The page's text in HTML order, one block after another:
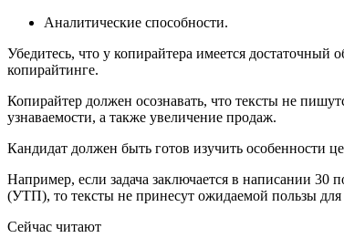
Аналитические способности.
Убедитесь, что у копирайтера имеется
копирайтинге.
Копирайтер должен осознавать, что тексты не
узнаваемости, а также увеличение продаж.
Кандидат должен быть готов изучить особенности
Например, если задача заключается в написании
(УТП), то тексты не принесут ожидаемой пользы для
Сейчас читают